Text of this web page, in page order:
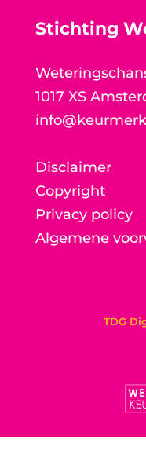
Stichting
1017 XS
Disclaimer
Copyright
Privacy policy
Algemene
TDG